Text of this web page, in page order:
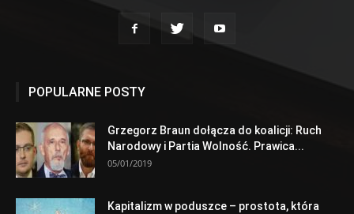
POPULARNE POSTY
Grzegorz Braun dołącza do koalicji: Ruch
Narodowy i Partia Wolność. Prawica...
05/01/2019
Kapitalizm w poduszce – prostota, która